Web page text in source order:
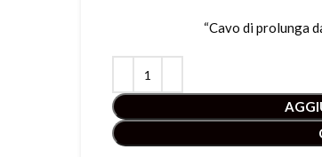
“Cavo di prolunga